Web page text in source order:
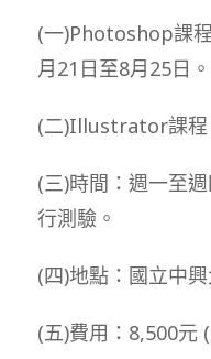
(一)Photoshop課
月21日至8月25日。
(二)Illustrator課程
(三)時間：週一至
行測驗。
(四)地點：國立中
(五)費用：8,500元